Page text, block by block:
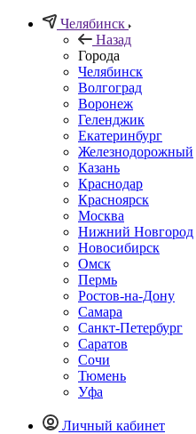
Челябинск
Назад
Города
Челябинск
Волгоград
Воронеж
Геленджик
Екатеринбург
Железнодорожный
Казань
Краснодар
Красноярск
Москва
Нижний Новгород
Новосибирск
Омск
Пермь
Ростов-на-Дону
Самара
Санкт-Петербург
Саратов
Сочи
Тюмень
Уфа
Личный кабинет